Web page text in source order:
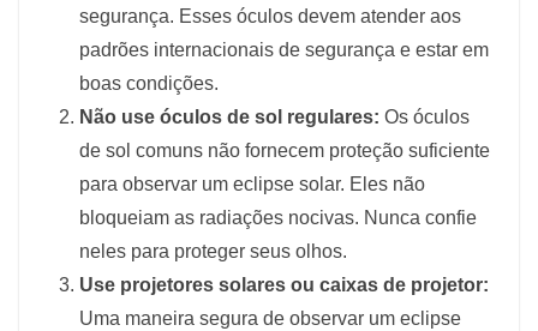
segurança. Esses óculos devem atender aos
padrões internacionais de segurança e estar em
boas condições.
Não use óculos de sol regulares: Os óculos
de sol comuns não fornecem proteção suficiente
para observar um eclipse solar. Eles não
bloqueiam as radiações nocivas. Nunca confie
neles para proteger seus olhos.
Use projetores solares ou caixas de projetor:
Uma maneira segura de observar um eclipse